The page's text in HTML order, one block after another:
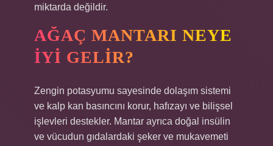
miktarda değildir.
AĞAÇ MANTARI NEYE
IYI GELIR?
Zengin potasyumu sayesinde dolaşım sistemi
ve kalp kan basıncını korur, hafızayı ve bilişsel
işlevleri destekler. Mantar ayrıca doğal insülin
ve vücudun gıdalardaki şeker ve mukavemeti